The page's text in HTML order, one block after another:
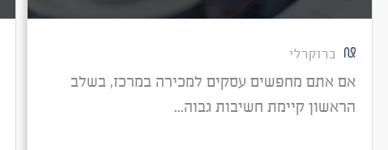
ברוקרלי
אם אתם מחפשים עסקים למכירה במרכז, בשלב
הראשון קיימת חשיבות גבוה...